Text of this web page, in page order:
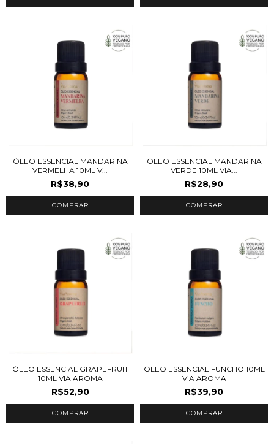
ÓLEO ESSENCIAL MANDARINA
VERMELHA 10ML V...
R$38,90
ÓLEO ESSENCIAL MANDARINA
VERDE 10ML VIA...
R$28,90
ÓLEO ESSENCIAL GRAPEFRUIT
10ML VIA AROMA
R$52,90
ÓLEO ESSENCIAL FUNCHO 10ML
VIA AROMA
R$39,90